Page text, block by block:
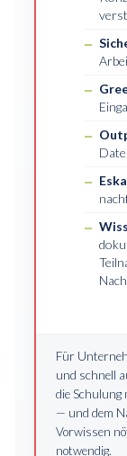
Für
und schnell
die Schulung
— und dem
Vorwissen
notwendig.